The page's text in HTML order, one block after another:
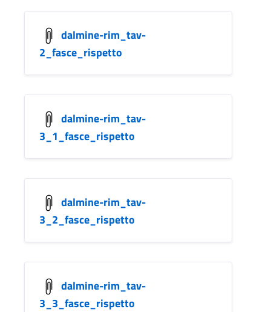
dalmine-rim_tav-
2_fasce_rispetto
dalmine-rim_tav-
3_1_fasce_rispetto
dalmine-rim_tav-
3_2_fasce_rispetto
dalmine-rim_tav-
3_3_fasce_rispetto